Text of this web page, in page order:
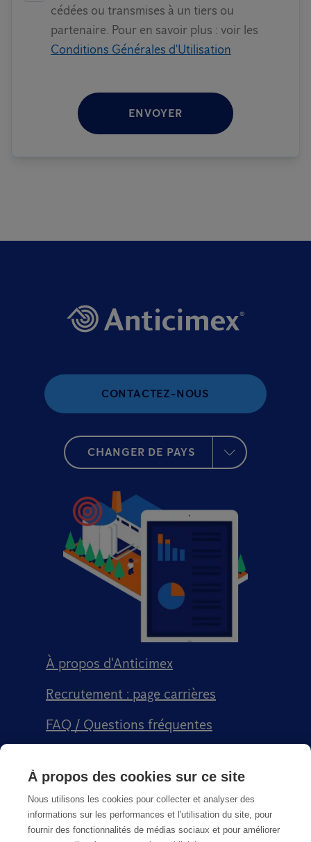
cédées ou transmises à un tiers ou
partenaire. Pour en savoir plus : voir les
Conditions Générales d'Utilisation
ENVOYER
CONTACTEZ-NOUS
CHANGER DE PAYS
À propos d'Anticimex
Recrutement : page carrières
FAQ / Questions fréquentes
Conditions générales de vente CGPS
À propos des cookies sur ce site
Nous utilisons les cookies pour collecter et analyser des
informations sur les performances et l'utilisation du site, pour
fournir des fonctionnalités de médias sociaux et pour améliorer